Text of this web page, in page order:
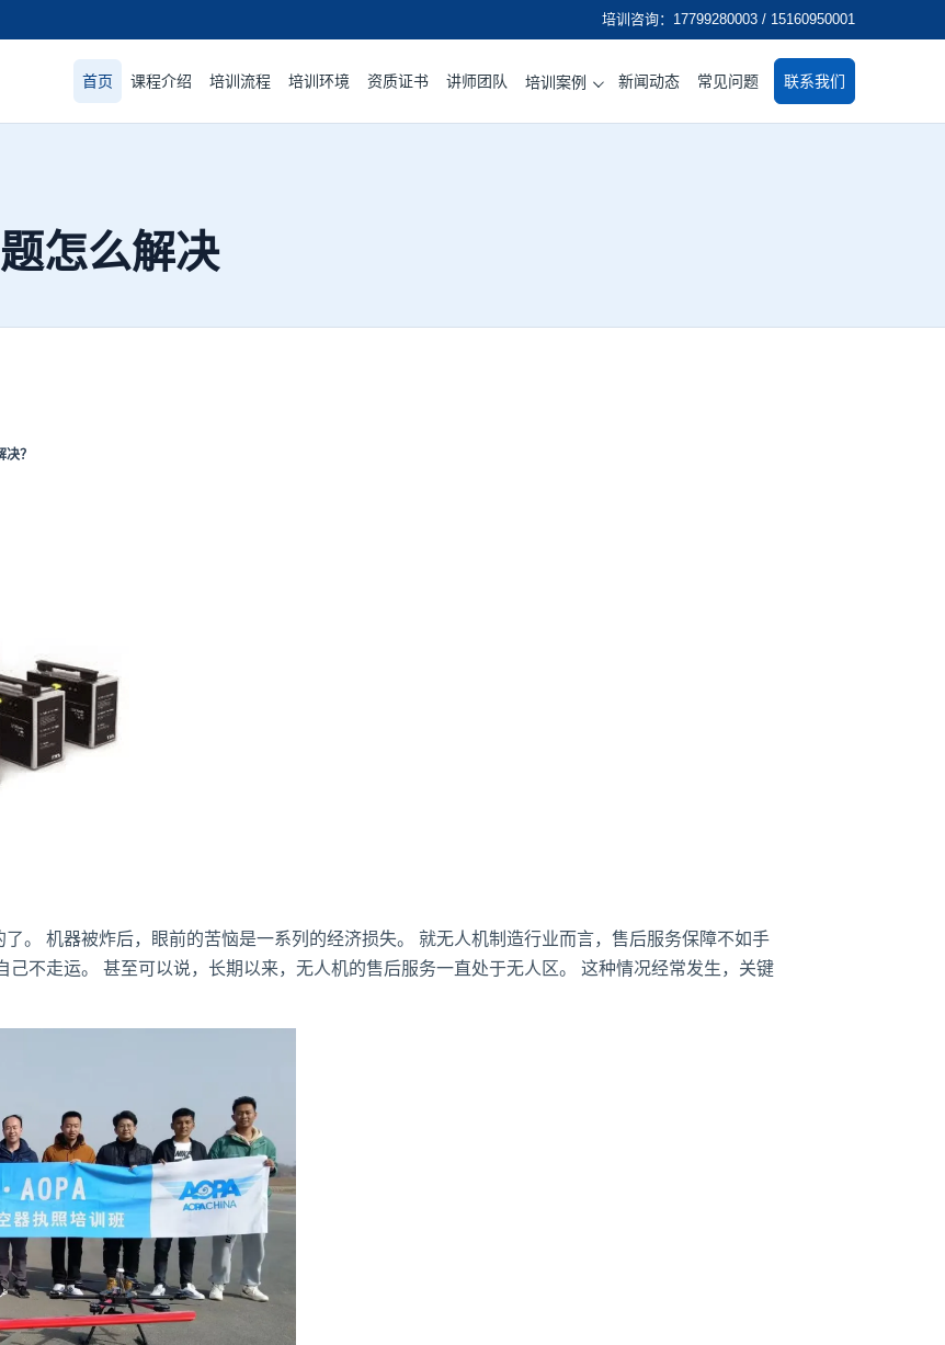
培训咨询：17799280003 / 15160950001
首页 课程介绍 培训流程 培训环境 资质证书 讲师团队 培训案例 新闻动态 常见问题 联系我们
怎么解决
？​
。 机器被炸后，眼前的苦恼是一系列的经济损失。 就无人机制造行业而言，售后服务保障不如手
不走运。 甚至可以说，长期以来，无人机的售后服务一直处于无人区。 这种情况经常发生，关键